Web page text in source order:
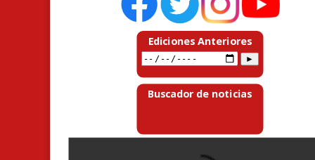
Ediciones Anteriores
Buscador de noticias